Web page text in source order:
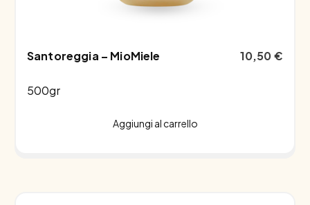
Santoreggia – MioMiele
500gr
10,50€
Aggiungi al carrello